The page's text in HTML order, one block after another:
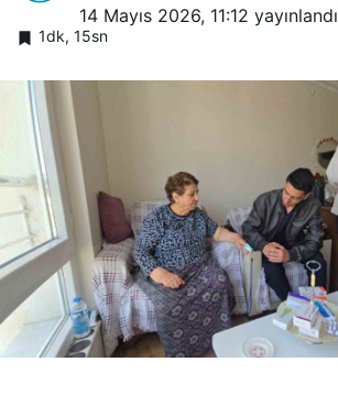
14 Mayıs 2026, 11:12 yayınlandı
1dk, 15sn